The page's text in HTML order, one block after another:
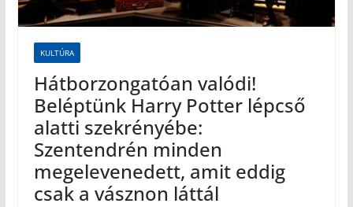
KULTÚRA
Hátborzongatóan valódi!
Beléptünk Harry Potter lépcső
alatti szekrényébe:
Szentendrén minden
megelevenedett, amit eddig
csak a vásznon láttál